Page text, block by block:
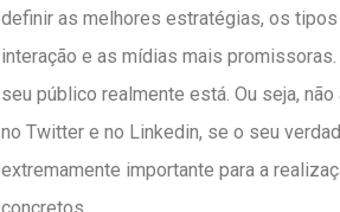
definir as melhores estratégias, os
interação e as mídias mais
seu público realmente está. Ou seja,
no Twitter e no Linkedin, se o seu
extremamente importante para a